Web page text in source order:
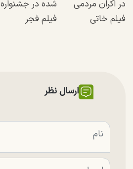
در اکران مردمی
فیلم خاتی
شده در جشنواره
فیلم فجر
ارسال نظر